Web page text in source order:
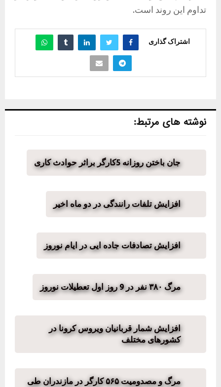
تداوم این روند است.
اشتراک گذاری
نوشته های مرتبط:
جان باختن روزانه 5کارگر براثر حوادث کاری
افزایش تلفات رانندگی در دو ماه اخیر
افزایش تصادفات جاده ایی در ایام نوروز
مرگ ٣٨٠ نفر در 9 روز اول تعطیلات نوروز
افزایش شمار قربانیان ویروس کرونا در
کشورهای مختلف
مرگ و مصدومیت ۵۶۵ کارگر در مازندران طی